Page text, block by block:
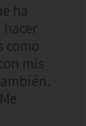
ha
como
mis